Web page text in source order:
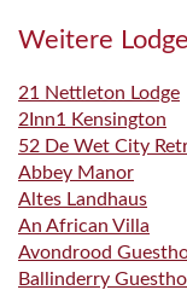
Weitere
21 Nettleton Lodge
2Inn1 Kensington
52 De Wet City
Abbey Manor
Altes Landhaus
An African Villa
Avondrood
Ballinderry